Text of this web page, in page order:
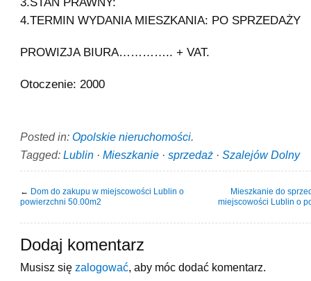
4.TERMIN WYDANIA MIESZKANIA: PO SPRZEDAŻY
PROWIZJA BIURA………….. + VAT.
Otoczenie: 2000
Posted in: Opolskie nieruchomości.
Tagged: Lublin · Mieszkanie · sprzedaż · Szalejów Dolny
← Dom do zakupu w miejscowości Lublin o
powierzchni 50.00m2
Mieszkanie do
miejscowości Lublin o
Dodaj komentarz
Musisz się zalogować , aby móc dodać komentarz.